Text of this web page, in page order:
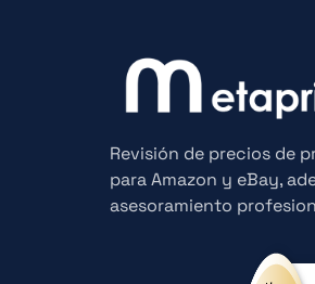
Revisión de precios de
para Amazon y eBay,
asesoramiento